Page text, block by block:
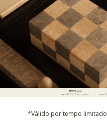
*Válido por tempo